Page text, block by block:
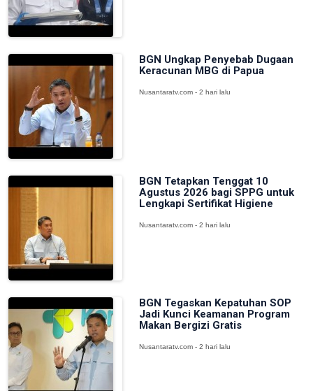
BGN Ungkap Penyebab Dugaan
Keracunan MBG di Papua
Nusantaratv.com - 2 hari lalu
BGN Tetapkan Tenggat 10
Agustus 2026 bagi SPPG untuk
Lengkapi Sertifikat Higiene
Nusantaratv.com - 2 hari lalu
BGN Tegaskan Kepatuhan SOP
Jadi Kunci Keamanan Program
Makan Bergizi Gratis
Nusantaratv.com - 2 hari lalu